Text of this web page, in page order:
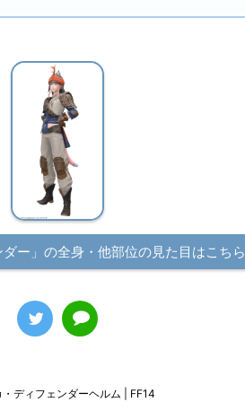
ダー」の全身・他部位の見た目はこちら
ディフェンダーヘルム | FF14